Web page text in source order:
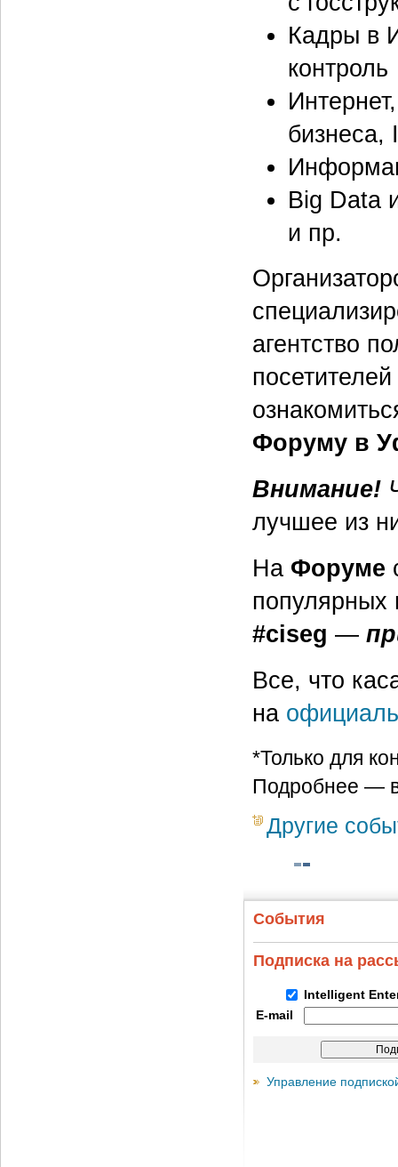
Кадры в
контроль
бизнеса,
Big Data
и пр.
агентство
Форуму в
Внимание!
лучшее из
На Форуме
популярных
#ciseg —
Все, что
на
*Только для
Подробнее —
Другие
События
Подписка на
Intelligent
E-mail
Управление